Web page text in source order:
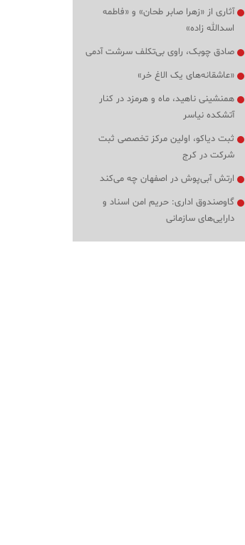
آثاری از «زهرا صابر طحان» و «فاطمه
اسدالله زاده»
صادق چوبک، راوی بی‌تکلف سرشت آدمی
«عاشقانه‌های یک الاغ خر»
همنشینی ناهید، ماه و هرمزد در کنار
آتشکده نیاسر
ثبت دیاکو، اولین مرکز تخصصی ثبت
شرکت در کرج
ارتش آبی‌پوش در اصفهان چه می‌کند
گاوصندوق اداری: حریم امن اسناد و
دارایی‌های سازمانی